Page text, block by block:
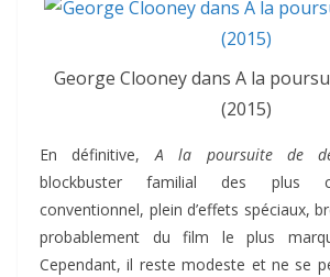
George Clooney dans A la
(2015)
En définitive,A la poursuite de
blockbuster familial des plus
conventionnel, plein d’effets spéciaux,
probablement du film le plus
Cependant, il reste modeste et ne se